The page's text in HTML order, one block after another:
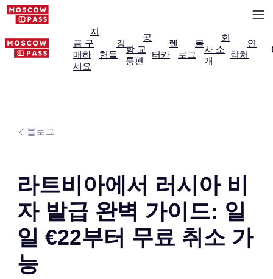
지
금 구
매하
세요
경
험들
공
항 교
통편
렌
터카
블
로그
회
사 소
개
연
락처
블로그
라트비아에서 러시아 비
자 발급 완벽 가이드: 일
일 €22부터 무료 취소 가
능